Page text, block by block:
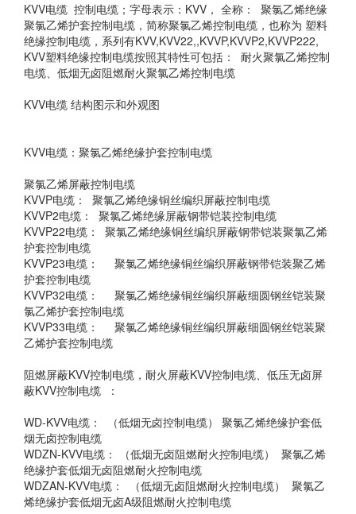
KVV电缆 控制电缆；字母表示：KVV， 全称： 聚氯乙烯绝缘
聚氯乙烯护套控制电缆，简称聚氯乙烯控制电缆，也称为 塑料
绝缘控制电缆，系列有KVV,KVV22,,KVVP,KVVP2,KVVP222,
KVV塑料绝缘控制电缆按照其特性可包括： 耐火聚氯乙烯控制
电缆、低烟无卤阻燃耐火聚氯乙烯控制电缆
KVV电缆 结构图示和外观图
KVV电缆：聚氯乙烯绝缘护套控制电缆
聚氯乙烯屏蔽控制电缆
KVVP电缆： 聚氯乙烯绝缘铜丝编织屏蔽控制电缆
KVVP2电缆： 聚氯乙烯绝缘屏蔽钢带铠装控制电缆
KVVP22电缆： 聚氯乙烯绝缘铜丝编织屏蔽钢带铠装聚氯乙烯
护套控制电缆
KVVP23电缆： 聚氯乙烯绝缘铜丝编织屏蔽钢带铠装聚乙烯
护套控制电缆
KVVP32电缆： 聚氯乙烯绝缘铜丝编织屏蔽细圆钢丝铠装聚
氯乙烯护套控制电缆
KVVP33电缆： 聚氯乙烯绝缘铜丝编织屏蔽细圆钢丝铠装聚
乙烯护套控制电缆
阻燃屏蔽KVV控制电缆，耐火屏蔽KVV控制电缆、低压无卤屏
蔽KVV控制电缆 ：
WD-KVV电缆： （低烟无卤控制电缆） 聚氯乙烯绝缘护套低
烟无卤控制电缆
WDZN-KVV电缆： （低烟无卤阻燃耐火控制电缆） 聚氯乙烯
绝缘护套低烟无卤阻燃耐火控制电缆
WDZAN-KVV电缆： （低烟无卤阻燃耐火控制电缆） 聚氯乙
烯绝缘护套低烟无卤A级阻燃耐火控制电缆